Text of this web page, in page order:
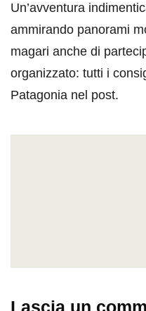
Un’avventura
ammirando panorami
magari anche di
organizzato: tutti i
Patagonia nel post.
Lascia un